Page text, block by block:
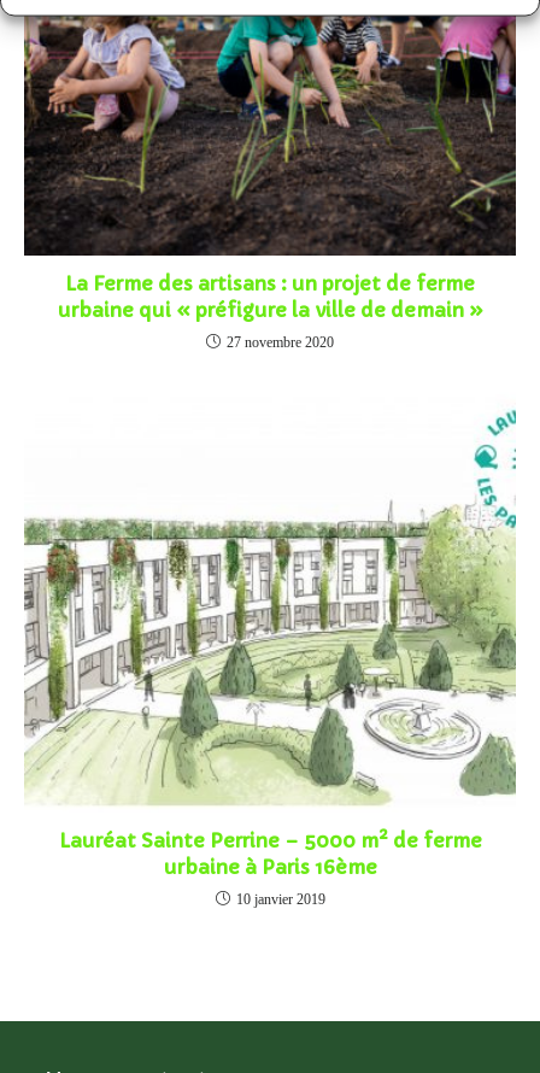
La Ferme des artisans : un projet de ferme
urbaine qui « préfigure la ville de demain »
27 novembre 2020
Lauréat Sainte Perrine – 5000 m² de ferme
urbaine à Paris 16ème
10 janvier 2019